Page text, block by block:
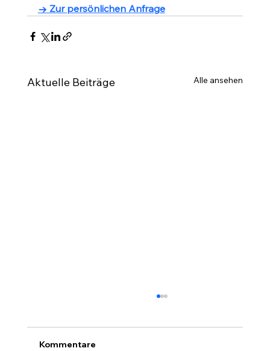
→ Zur persönlichen Anfrage
Aktuelle Beiträge Alle ansehen
Kommentare